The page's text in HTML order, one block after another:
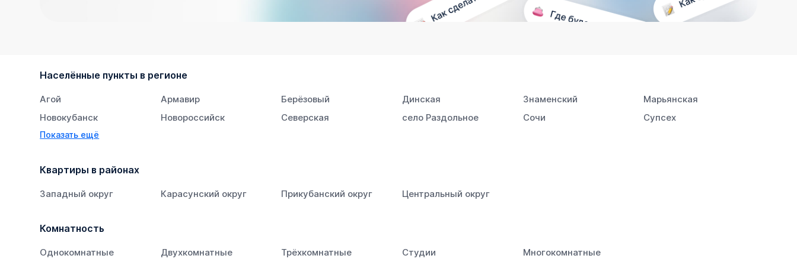
Населённые пункты в регионе
Агой Армавир Берёзовый Динская Знаменский
Марьянская
Новокубанск
Новороссийск Северская село Раздольное Сочи
Супсех
Тихорецк
Показать ещё
Квартиры в районах
Западный округ Карасунский округ Прикубанский округ Центральный округ
Комнатность
Однокомнатные Двухкомнатные Трёхкомнатные Студии Многокомнатные